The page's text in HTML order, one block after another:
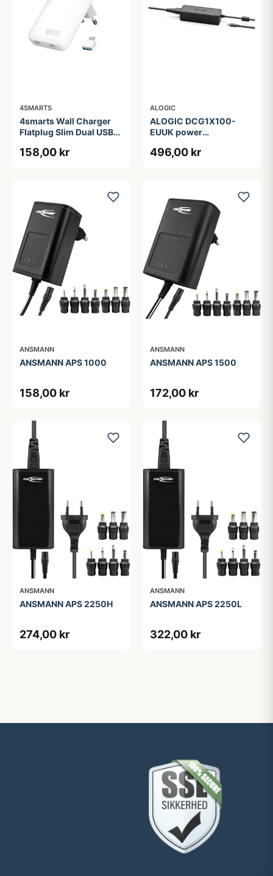
4SMARTS
4smarts Wall Charger
Flatplug Slim Dual USB-
158,00 kr
ALOGIC
ALOGIC DCG1X100-
EUUK power
496,00 kr
ANSMANN
ANSMANN APS 1000
158,00 kr
ANSMANN
ANSMANN APS 1500
172,00 kr
ANSMANN
ANSMANN APS 2250H
274,00 kr
ANSMANN
ANSMANN APS 2250L
322,00 kr